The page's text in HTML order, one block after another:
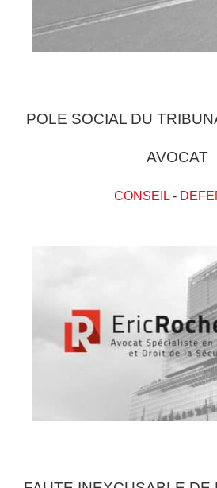
POLE SOCIAL DU
AVOCAT
CONSEIL-